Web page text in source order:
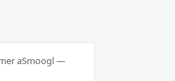
aSmoogl —